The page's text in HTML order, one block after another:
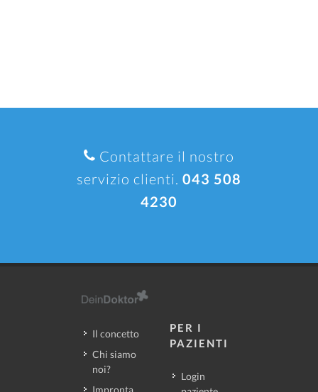
Contattare il nostro
servizio clienti. 043 508
4230
Il concetto
Chi siamo
noi?
Impronta
PER I
PAZIENTI
Login